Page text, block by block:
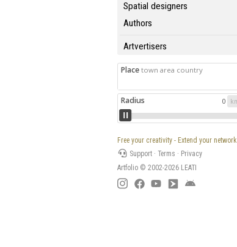
Spatial designers
Authors
Artvertisers
Place town area country
Radius 0
Free your creativity - Extend your network
Support ·Terms · Privacy
Artfolio © 2002-2026 LEATI